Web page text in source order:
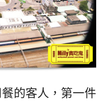
的客人，第一件